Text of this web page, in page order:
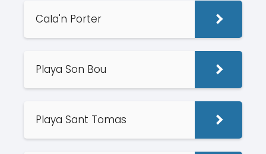
Cala'n Porter
Playa Son Bou
Playa Sant Tomas